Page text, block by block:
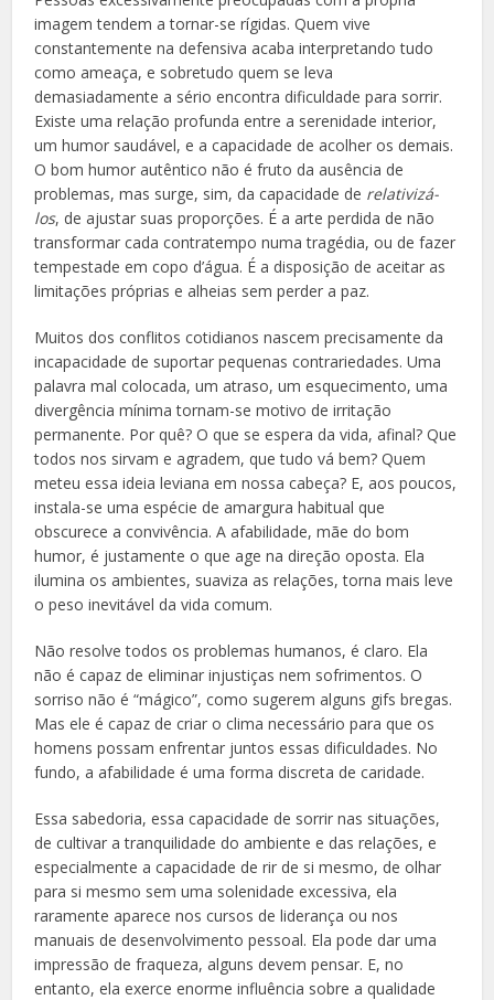
imagem tendem a tornar-se rígidas. Quem vive
constantemente na defensiva acaba interpretando tudo
como ameaça, e sobretudo quem se leva
demasiadamente a sério encontra dificuldade para sorrir.
Existe uma relação profunda entre a serenidade interior,
um humor saudável, e a capacidade de acolher os demais.
O bom humor autêntico não é fruto da ausência de
problemas, mas surge, sim, da capacidade de relativizá-
los, de ajustar suas proporções. É a arte perdida de não
transformar cada contratempo numa tragédia, ou de fazer
tempestade em copo d’água. É a disposição de aceitar as
limitações próprias e alheias sem perder a paz.
Muitos dos conflitos cotidianos nascem precisamente da
incapacidade de suportar pequenas contrariedades. Uma
palavra mal colocada, um atraso, um esquecimento, uma
divergência mínima tornam-se motivo de irritação
permanente. Por quê? O que se espera da vida, afinal? Que
todos nos sirvam e agradem, que tudo vá bem? Quem
meteu essa ideia leviana em nossa cabeça? E, aos poucos,
instala-se uma espécie de amargura habitual que
obscurece a convivência. A afabilidade, mãe do bom
humor, é justamente o que age na direção oposta. Ela
ilumina os ambientes, suaviza as relações, torna mais leve
o peso inevitável da vida comum.
Não resolve todos os problemas humanos, é claro. Ela
não é capaz de eliminar injustiças nem sofrimentos. O
sorriso não é “mágico”, como sugerem alguns gifs bregas.
Mas ele é capaz de criar o clima necessário para que os
homens possam enfrentar juntos essas dificuldades. No
fundo, a afabilidade é uma forma discreta de caridade.
Essa sabedoria, essa capacidade de sorrir nas situações,
de cultivar a tranquilidade do ambiente e das relações, e
especialmente a capacidade de rir de si mesmo, de olhar
para si mesmo sem uma solenidade excessiva, ela
raramente aparece nos cursos de liderança ou nos
manuais de desenvolvimento pessoal. Ela pode dar uma
impressão de fraqueza, alguns devem pensar. E, no
entanto, ela exerce enorme influência sobre a qualidade